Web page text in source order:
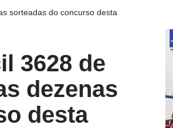
sorteadas do concurso desta
3628 de
dezenas
desta